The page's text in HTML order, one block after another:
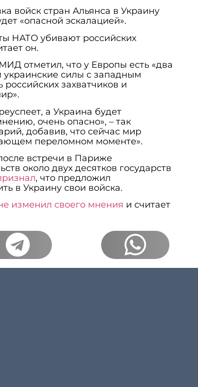
войск стран Альянса в Украину
«опасной эскалацией».
НАТО убивают российских
он.
отметил, что у Европы есть «два
силы с западным
захватчиков и
а Украина будет
очень опасно», – так
добавив, что сейчас мир
переломном моменте».
встречи в Париже
около двух десятков государств
, что предложил
в Украину свои войска.
изменил своего мнения и считает